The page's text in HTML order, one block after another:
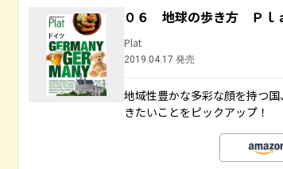
０６ 地球の歩き方 Ｐｌ
Plat
2019.04.17 発売
地域性豊かな多彩な顔を持つ
きたいことをピックアップ！